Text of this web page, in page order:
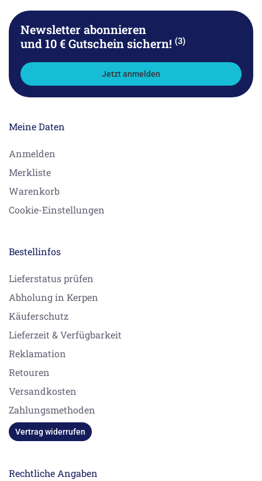
Newsletter abonnieren
und 10 € Gutschein sichern! (3)
Jetzt anmelden
Meine Daten
Anmelden
Merkliste
Warenkorb
Cookie-Einstellungen
Bestellinfos
Lieferstatus prüfen
Abholung in Kerpen
Käuferschutz
Lieferzeit & Verfügbarkeit
Reklamation
Retouren
Versandkosten
Zahlungsmethoden
Vertrag widerrufen
Rechtliche Angaben